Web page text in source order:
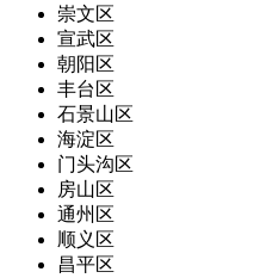
崇文区
宣武区
朝阳区
丰台区
石景山区
海淀区
门头沟区
房山区
通州区
顺义区
昌平区